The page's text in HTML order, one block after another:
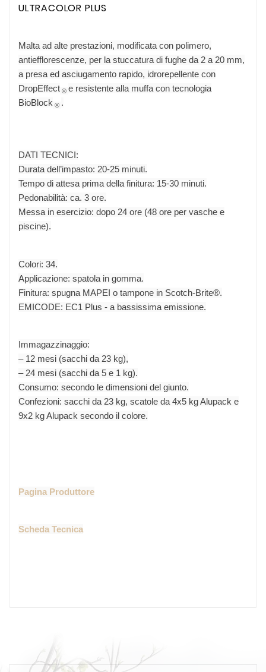
ULTRACOLOR PLUS
Malta ad alte prestazioni, modificata con polimero,
antiefflorescenze, per la stuccatura di fughe da 2 a 20 mm,
a presa ed asciugamento rapido, idrorepellente con
DropEffect ® e resistente alla muffa con tecnologia
BioBlock ® .
DATI TECNICI:
Durata dell’impasto: 20-25 minuti.
Tempo di attesa prima della finitura: 15-30 minuti.
Pedonabilità: ca. 3 ore.
Messa in esercizio: dopo 24 ore (48 ore per vasche e
piscine).
Colori: 34.
Applicazione: spatola in gomma.
Finitura: spugna MAPEI o tampone in Scotch-Brite®.
EMICODE: EC1 Plus - a bassissima emissione.
Immagazzinaggio:
– 12 mesi (sacchi da 23 kg),
– 24 mesi (sacchi da 5 e 1 kg).
Consumo: secondo le dimensioni del giunto.
Confezioni: sacchi da 23 kg, scatole da 4x5 kg Alupack e
9x2 kg Alupack secondo il colore.
Pagina Produttore
Scheda Tecnica